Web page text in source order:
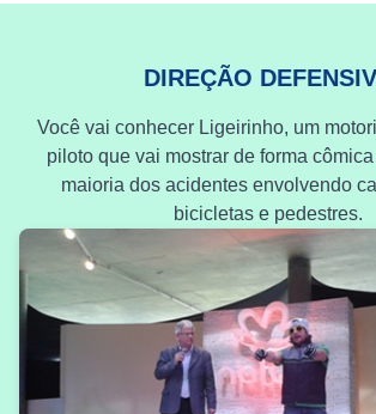
DIREÇÃO
Você vai conhecer Ligeirinho, um
piloto que vai mostrar de forma
maioria dos acidentes envolvendo
bicicletas e pedestres.